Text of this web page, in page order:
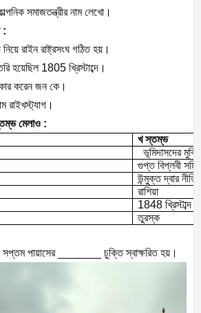
সমাজতন্ত্রীর নাম লেখো।
:
নিয়ে রাইন রাষ্ট্রসংঘ গঠিত হয়।
হয়েছিল 1805 খ্রিস্টাব্দে।
করেন জন কে।
রাইখস্ট্যাগ।
মেলাও :
খ স্তম্ভ
ভূমিদাসদের
গুপ্ত বিপ্লবী
উন্মুক্ত দ্বার নীতি
রাশিয়া
1848 খ্রিস্টাব্দ
তুরস্ক
সপ্তম পায়াসের চুক্তি স্বাক্ষরিত হয়।